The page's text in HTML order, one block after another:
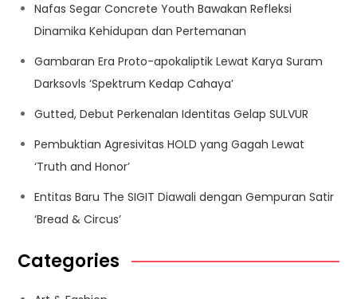
Nafas Segar Concrete Youth Bawakan Refleksi
Dinamika Kehidupan dan Pertemanan
Gambaran Era Proto-apokaliptik Lewat Karya Suram
Darksovls ‘Spektrum Kedap Cahaya’
Gutted, Debut Perkenalan Identitas Gelap SULVUR
Pembuktian Agresivitas HOLD yang Gagah Lewat
‘Truth and Honor’
Entitas Baru The SIGIT Diawali dengan Gempuran Satir
‘Bread & Circus’
Categories